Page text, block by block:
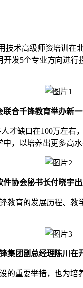
高级师资培训在
发5个专业方向进
联合千锋教育举办新
缺口在100万左右
，以培养出更多高
协会秘书长付晓宇
的发展历程、教
集团副总经理陈川在
重要举措，也为培